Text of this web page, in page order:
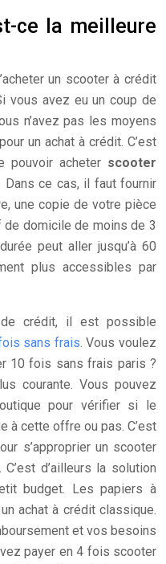
ce la meilleure
un scooter à crédit
vous avez eu un coup de
n’avez pas les moyens
un achat à crédit. C’est
pouvoir acheter scooter
Dans ce cas, il faut fournir
une copie de votre pièce
de domicile de moins de 3
peut aller jusqu’à 60
plus accessibles par
crédit, il est possible
sans frais. Vous voulez
10 fois sans frais paris ?
courante. Vous pouvez
pour vérifier si le
à cette offre ou pas. C’est
s’approprier un scooter
d’ailleurs la solution
budget. Les papiers à
achat à crédit classique.
et vos besoins
payer en 4 fois scooter